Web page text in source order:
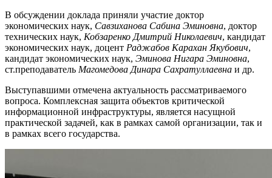
В обсуждении доклада приняли участие доктор
экономических наук, Савзиханова Сабина Эминовна, доктор
технических наук, Кобзаренко Дмитрий Николаевич, кандидат
экономических наук, доцент Раджабов Карахан Якубович,
кандидат экономических наук, Эминова Нигара Эминовна,
ст.преподаватель Магомедова Динара Сахратуллаевна и др.
Выступавшими отмечена актуальность рассматриваемого
вопроса. Комплексная защита объектов критической
информационной инфраструктуры, является насущной
практической задачей, как в рамках самой организации, так и
в рамках всего государства.